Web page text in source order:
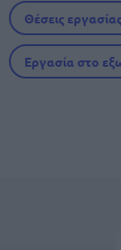
Θέσεις εργασίας
Εργασία στο